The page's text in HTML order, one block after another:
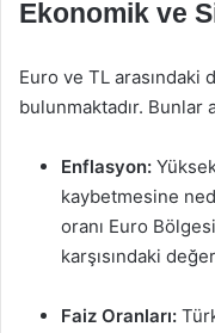
Ekonomik ve
Euro ve TL
bulunmaktadır. Bunlar
Enflasyon:
kaybetmesine
oranı Euro
karşısındaki
Faiz Oranları: